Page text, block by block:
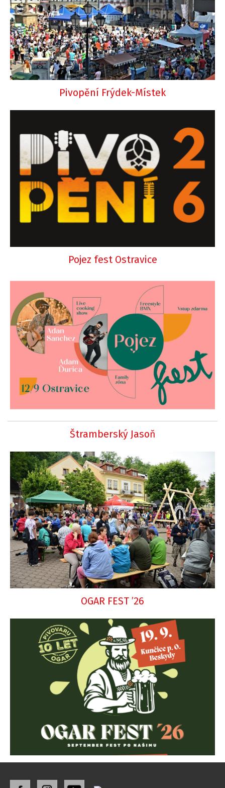
Pivopění Frýdek-Místek
Pojez fest Ostravice
Štramberský Jasoň
OGAR FEST ’26